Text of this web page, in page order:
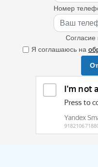
Номер
Согласие
Я соглашаюсь на